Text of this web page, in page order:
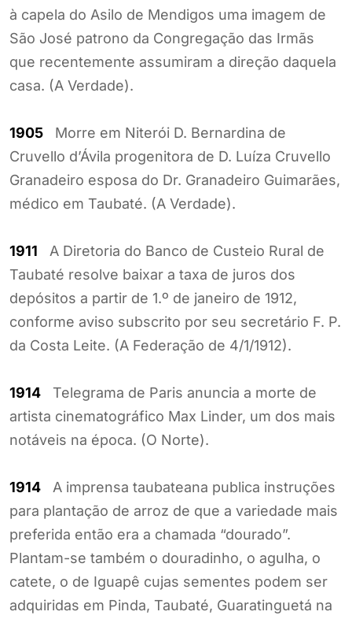
à capela do Asilo de Mendigos uma imagem de
São José patrono da Congregação das Irmãs
que recentemente assumiram a direção daquela
casa. (A Verdade).
1905 Morre em Niterói D. Bernardina de
Cruvello d’Ávila progenitora de D. Luíza Cruvello
Granadeiro esposa do Dr. Granadeiro Guimarães,
médico em Taubaté. (A Verdade).
1911 A Diretoria do Banco de Custeio Rural de
Taubaté resolve baixar a taxa de juros dos
depósitos a partir de 1.º de janeiro de 1912,
conforme aviso subscrito por seu secretário F. P.
da Costa Leite. (A Federação de 4/1/1912).
1914 Telegrama de Paris anuncia a morte de
artista cinematográfico Max Linder, um dos mais
notáveis na época. (O Norte).
1914 A imprensa taubateana publica instruções
para plantação de arroz de que a variedade mais
preferida então era a chamada “dourado”.
Plantam-se também o douradinho, o agulha, o
catete, o de Iguapê cujas sementes podem ser
adquiridas em Pinda, Taubaté, Guaratinguetá na